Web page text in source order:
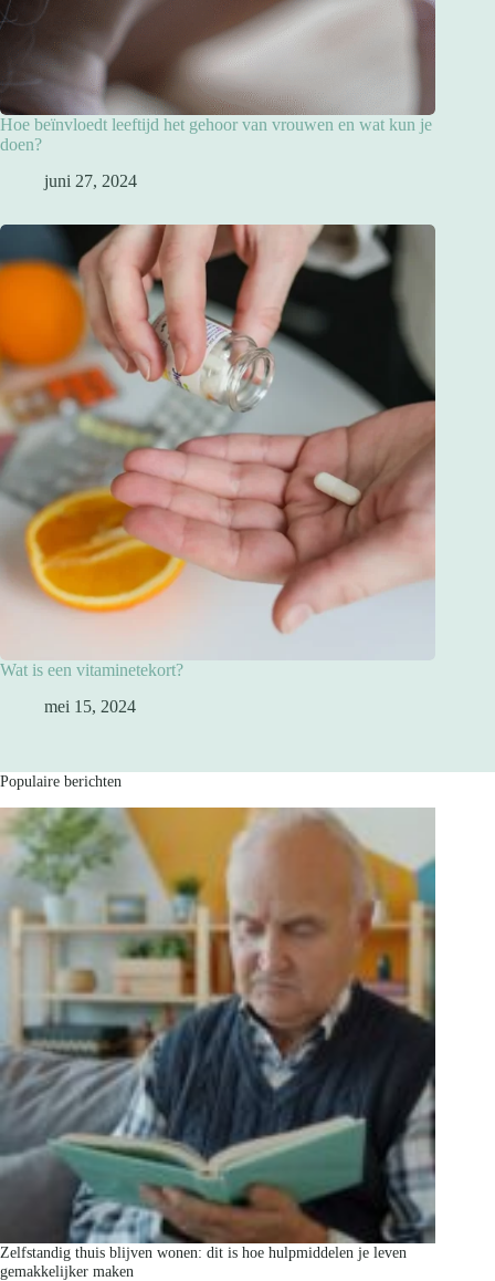
Hoe beïnvloedt leeftijd het gehoor van vrouwen en wat kun je
doen?
juni 27, 2024
Wat is een vitaminetekort?
mei 15, 2024
Populaire berichten
Zelfstandig thuis blijven wonen: dit is hoe hulpmiddelen je leven
gemakkelijker maken